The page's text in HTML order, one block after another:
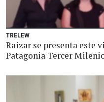
TRELEW
Raizar se presenta este
Patagonia Tercer